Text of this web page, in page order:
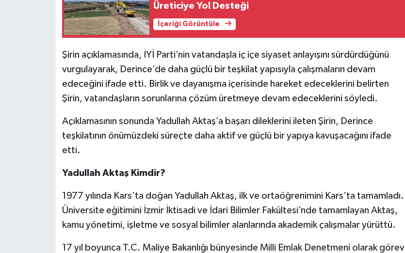
Üreticiye Yol Desteği
İçeriği Görüntüle
Şirin açıklamasında, İYİ Parti’nin vatandaşla iç içe siyaset anlayışını sürdürdüğünü
vurgulayarak, Derince’de daha güçlü bir teşkilat yapısıyla çalışmaların devam
edeceğini ifade etti. Birlik ve dayanışma içerisinde hareket edeceklerini belirten
Şirin, vatandaşların sorunlarına çözüm üretmeye devam edeceklerini söyledi.
Açıklamasının sonunda Yadullah Aktaş’a başarı dileklerini ileten Şirin, Derince
teşkilatının önümüzdeki süreçte daha aktif ve güçlü bir yapıya kavuşacağını ifade
etti.
Yadullah Aktaş Kimdir?
1977 yılında Kars’ta doğan Yadullah Aktaş, ilk ve ortaöğrenimini Kars’ta tamamladı.
Üniversite eğitimini İzmir İktisadi ve İdari Bilimler Fakültesi’nde tamamlayan Aktaş,
kamu yönetimi, işletme ve sosyal bilimler alanlarında akademik çalışmalar yürüttü.
17 yıl boyunca T.C. Maliye Bakanlığı bünyesinde Milli Emlak Denetmeni olarak görev